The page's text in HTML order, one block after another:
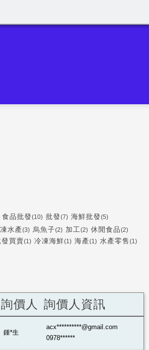
食品批發(10) 批發(7) 海鮮批發(5)
水產(3) 烏魚子(2) 加工(2) 休閒食品(2)
發買賣(1) 冷凍海鮮(1) 海產(1) 水產零售 (1)
詢價人 詢價人資訊
鍾*生
acx**********@gmail.com
0978******